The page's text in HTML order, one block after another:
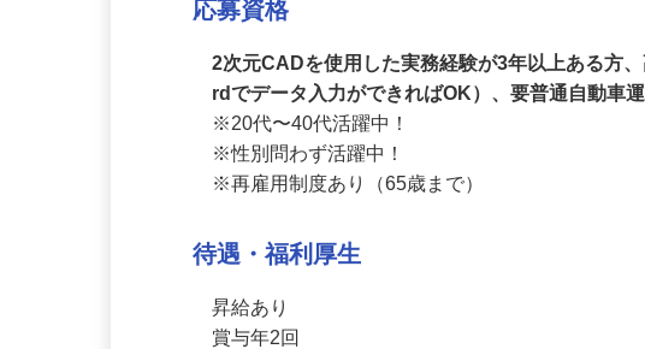
応募資格
2次元CADを使用した実務経験が3年以上ある方
rdでデータ入力ができればOK）、要普通自動車
※20代〜40代活躍中！
待遇・福利厚生